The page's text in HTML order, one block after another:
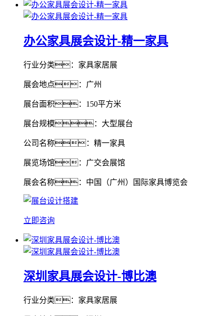
办公家具展会设计-精一家具
行业分类：家具家居展
展会地点：广州
展台面积：150平方米
展台规模：大型展台
公司名称：精一家具
展览场馆：广交会展馆
展会名称：中国（广州）国际家具博览会
立即咨询
深圳家具展会设计-博比澳
行业分类：家具家居展